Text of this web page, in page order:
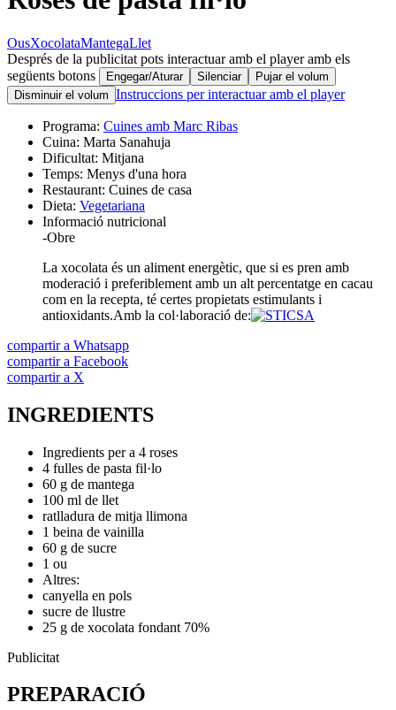
OusXocolataMantegaLlet
Després de la publicitat pots interactuar amb el player amb els
següents botons
Engegar/Aturar Silenciar
Pujar el volum
Disminuir el volum Instruccions per interactuar amb el player
Programa: Cuines amb Marc Ribas
Cuina: Marta Sanahuja
Dificultat: Mitjana
Temps: Menys d'una hora
Restaurant: Cuines de casa
Dieta: Vegetariana
Informació nutricional
-Obre
La xocolata és un aliment energètic, que si es pren amb
moderació i preferiblement amb un alt percentatge en cacau
com en la recepta, té certes propietats estimulants i
antioxidants.Amb la col·laboració de:
compartir a Whatsapp
compartir a Facebook
compartir a X
INGREDIENTS
Ingredients per a 4 roses
4 fulles de pasta fil·lo
60 g de mantega
100 ml de llet
ratlladura de mitja llimona
1 beina de vainilla
60 g de sucre
1 ou
Altres:
canyella en pols
sucre de llustre
25 g de xocolata fondant 70%
Publicitat
PREPARACIÓ